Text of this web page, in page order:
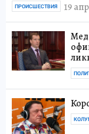
19
ПРОИСШЕСТВИЯ